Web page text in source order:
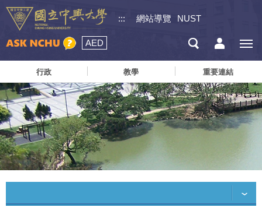
::: 網站導覽 NUST
AED
行政 教學 重要連結